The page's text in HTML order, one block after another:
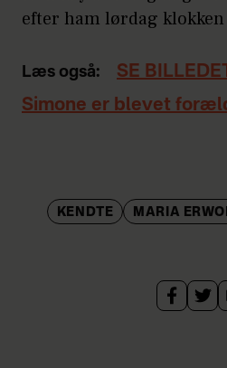
efter ham lørdag klokken
Læs også:
SE
Simone er blevet
KENDTE MARIA